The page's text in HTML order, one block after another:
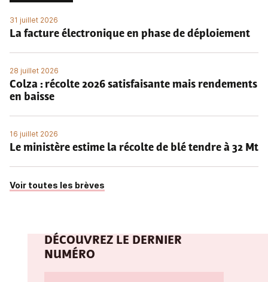
31 juillet 2026
La facture électronique en phase de déploiement
28 juillet 2026
Colza : récolte 2026 satisfaisante mais rendements
en baisse
16 juillet 2026
Le ministère estime la récolte de blé tendre à 32 Mt
Voir toutes les brèves
DÉCOUVREZ LE DERNIER
NUMÉRO